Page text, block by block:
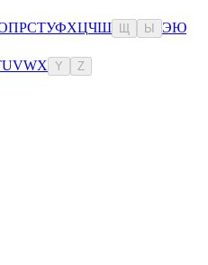
ПРСТУФХЦЧШ Ы ЭЮ
UVWX Y Z